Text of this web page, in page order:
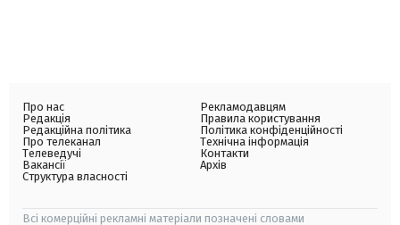
Про нас
Редакція
Редакційна політика
Про телеканал
Телеведучі
Вакансії
Структура власності
Рекламодавцям
Правила користування
Політика конфіденційності
Технічна інформація
Контакти
Архів
Всі комерційні рекламні матеріали позначені словами